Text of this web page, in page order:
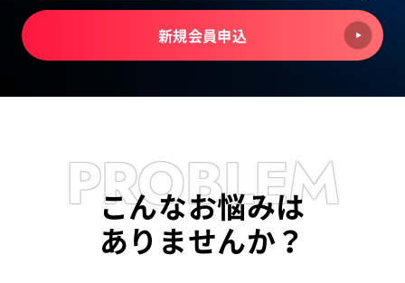
新規会員申込
PROBLEM
こんなお悩みは
ありませんか？